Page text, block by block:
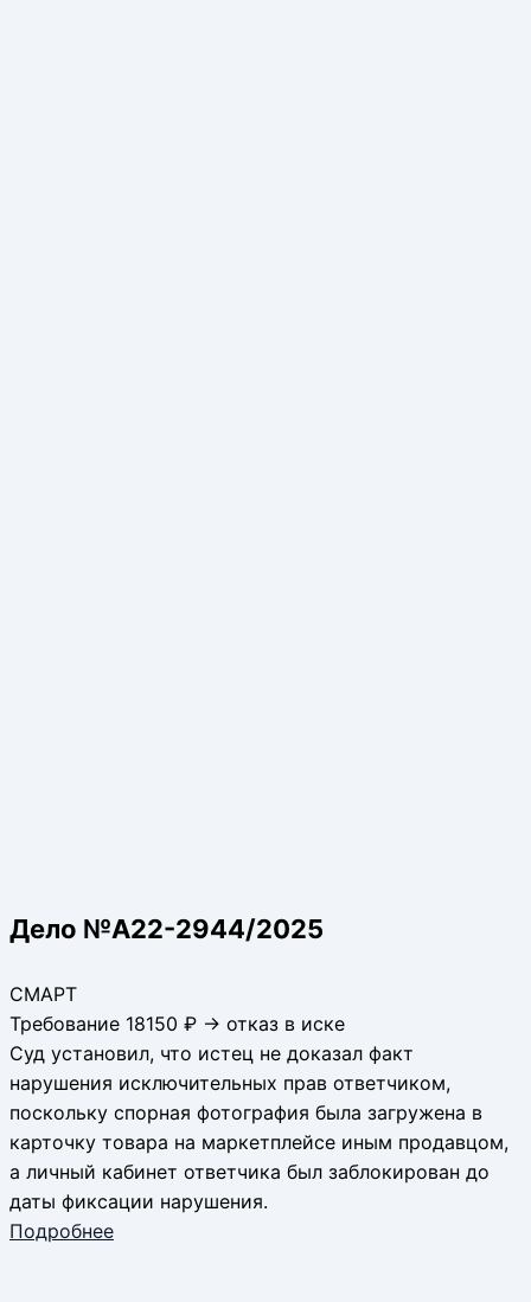
Дело №А22-2944/2025
СМАРТ
Требование 18150 ₽ → отказ в иске
Суд установил, что истец не доказал факт
нарушения исключительных прав ответчиком,
поскольку спорная фотография была загружена в
карточку товара на маркетплейсе иным продавцом,
а личный кабинет ответчика был заблокирован до
даты фиксации нарушения.
Подробнее